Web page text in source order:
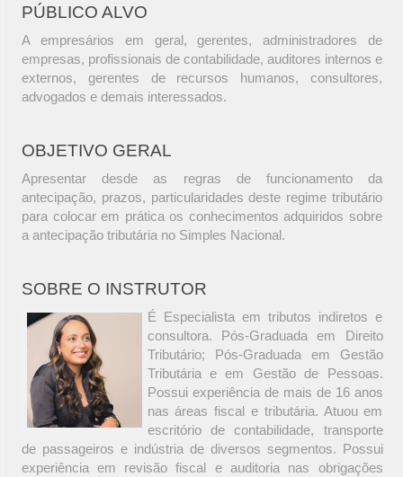
PÚBLICO ALVO
A empresários em geral, gerentes, administradores de
empresas, profissionais de contabilidade, auditores internos e
externos, gerentes de recursos humanos, consultores,
advogados e demais interessados.
OBJETIVO GERAL
Apresentar desde as regras de funcionamento da
antecipação, prazos, particularidades deste regime tributário
para colocar em prática os conhecimentos adquiridos sobre
a antecipação tributária no Simples Nacional.
SOBRE O INSTRUTOR
É Especialista em tributos indiretos e
consultora. Pós-Graduada em Direito
Tributário; Pós-Graduada em Gestão
Tributária e em Gestão de Pessoas.
Possui experiência de mais de 16 anos
nas áreas fiscal e tributária. Atuou em
escritório de contabilidade, transporte
de passageiros e indústria de diversos segmentos. Possui
experiência em revisão fiscal e auditoria nas obrigações